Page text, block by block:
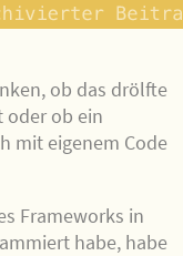
ob das drölfte
oder ob ein
mit eigenem Code
Frameworks in
habe, habe